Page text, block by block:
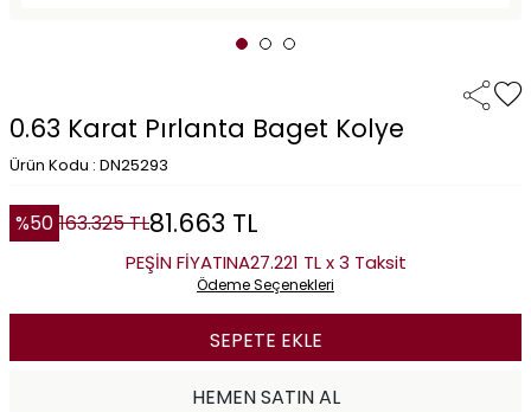
0.63 Karat Pırlanta Baget Kolye
Ürün Kodu : DN25293
%50 163.325TL81.663 TL
PEŞİN FİYATINA27.221 TL x 3 Taksit
Ödeme Seçenekleri
SEPETE EKLE
HEMEN SATIN AL